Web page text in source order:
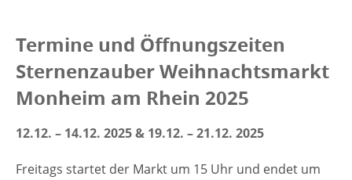
Termine und Öffnungszeiten
Sternenzauber Weihnachtsmarkt
Monheim am Rhein 2025
12.12. – 14.12. 2025 & 19.12. – 21.12. 2025
Freitags startet der Markt um 15 Uhr und endet um